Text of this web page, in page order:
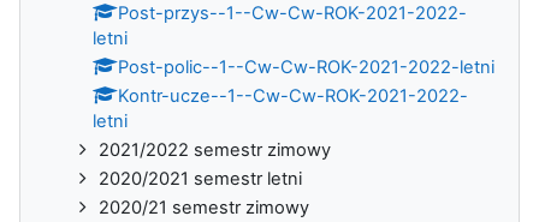
Post-przys--1--Cw-Cw-ROK-2021-2022-
letni
Post-polic--1--Cw-Cw-ROK-2021-2022-letni
Kontr-ucze--1--Cw-Cw-ROK-2021-2022-
letni
2021/2022 semestr zimowy
2020/2021 semestr letni
2020/21 semestr zimowy